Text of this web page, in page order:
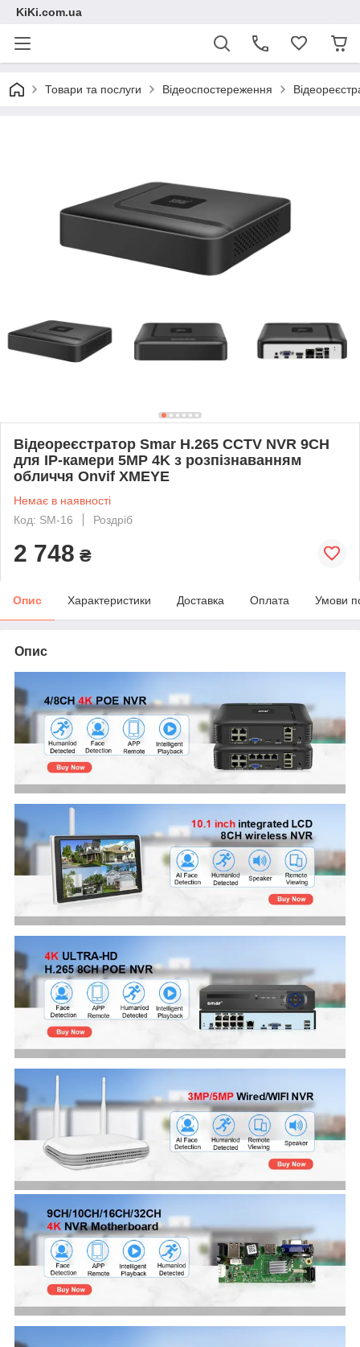
KiKi.com.ua
Товари та послуги Відеоспостереження
Відеореєстратор Smar H.265 CCTV NVR 9CH
для IP-камери 5MP 4K з розпізнаванням
обличчя Onvif XMEYE
Немає в наявності
Код: SM-16
Роздріб
2 748 ₴
Опис Характеристики Доставка Оплата Умови
Опис